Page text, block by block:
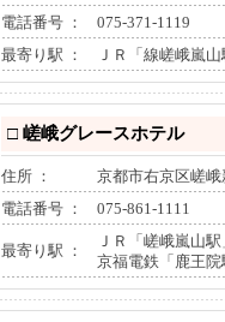
電話番号 ：
075-371-1119
最寄り駅 ：
ＪＲ「線嵯峨嵐
□ 嵯峨グレースホテル
住所 ：
京都市右京区嵯峨
電話番号 ：
075-861-1111
最寄り駅 ：
ＪＲ「嵯峨嵐山
京福電鉄「鹿王